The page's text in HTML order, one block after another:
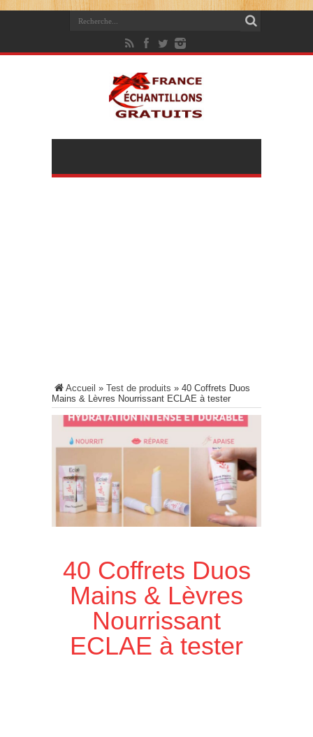
Accueil » Test de produits » 40 Coffrets Duos
Mains & Lèvres Nourrissant ECLAE à tester
40 Coffrets Duos
Mains & Lèvres
Nourrissant
ECLAE à tester